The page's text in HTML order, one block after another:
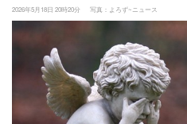
2026年5月18日 20時20分 写真：よろず~ニュース